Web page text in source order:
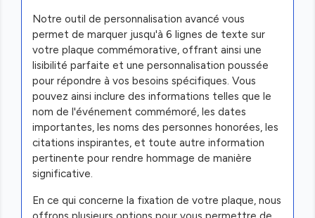
Notre outil de personnalisation avancé vous
permet de marquer jusqu'à 6 lignes de texte sur
votre plaque commémorative, offrant ainsi une
lisibilité parfaite et une personnalisation poussée
pour répondre à vos besoins spécifiques. Vous
pouvez ainsi inclure des informations telles que le
nom de l'événement commémoré, les dates
importantes, les noms des personnes honorées, les
citations inspirantes, et toute autre information
pertinente pour rendre hommage de manière
significative.
En ce qui concerne la fixation de votre plaque, nous